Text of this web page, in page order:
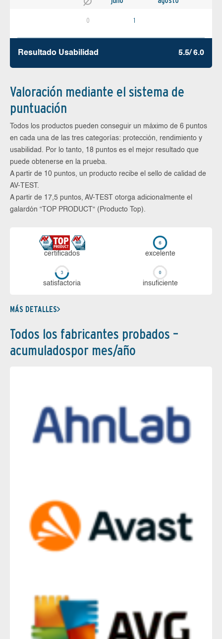
0 1
Resultado Usabilidad 5.5/ 6.0
Valoración mediante el sistema de
puntuación
Todos los productos pueden conseguir un máximo de 6 puntos
en cada una de las tres categorías: protección, rendimiento y
usabilidad. Por lo tanto, 18 puntos es el mejor resultado que
puede obtenerse en la prueba.
A partir de 10 puntos, un producto recibe el sello de calidad de
AV-TEST.
A partir de 17,5 puntos, AV-TEST otorga adicionalmente el
galardón “TOP PRODUCT“ (Producto Top).
certi­ficados ex­ce­len­te
sa­tis­fac­to­ria in­su­fi­cien­te
MÁS DETALLES
Todos los fabricantes probados –
acumuladospor mes/año